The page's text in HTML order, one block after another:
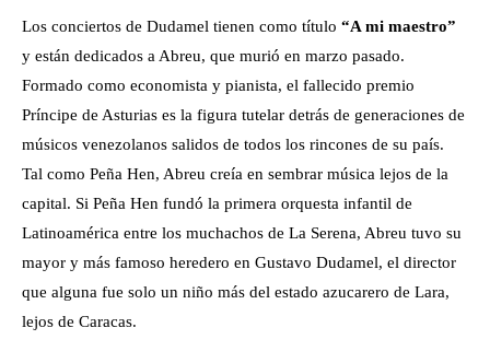
Los conciertos de Dudamel tienen como título “A mi maestro”
y están dedicados a Abreu, que murió en marzo pasado.
Formado como economista y pianista, el fallecido premio
Príncipe de Asturias es la figura tutelar detrás de generaciones de
músicos venezolanos salidos de todos los rincones de su país.
Tal como Peña Hen, Abreu creía en sembrar música lejos de la
capital. Si Peña Hen fundó la primera orquesta infantil de
Latinoamérica entre los muchachos de La Serena, Abreu tuvo su
mayor y más famoso heredero en Gustavo Dudamel, el director
que alguna fue solo un niño más del estado azucarero de Lara,
lejos de Caracas.